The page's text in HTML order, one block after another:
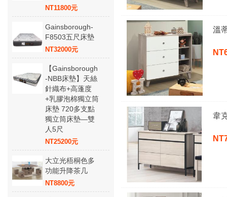
NT11800元
Gainsborough-
F8503五尺床墊
NT32000元
【Gainsborough
-NBB床墊】天絲
針織布+高蓬度
+乳膠泡棉獨立筒
床墊 720多支點
獨立筒床墊—雙
人5尺
NT25200元
大立光梧桐色多
功能升降茶几
NT8800元
溫
韋